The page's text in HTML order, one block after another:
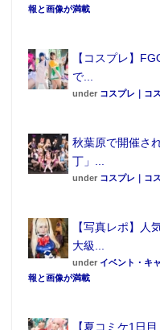
報と画像が満載
【コスプレ】
で...
under コスプレ｜コ
秋葉原で開催さ
丁」...
under コスプレ｜コ
【写真レポ】人
大級...
under イベント・キ
報と画像が満載
【夏コミケ1日